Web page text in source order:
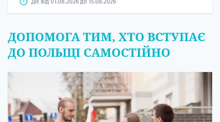
Діє від 01.08.2026 до 15.08.2026
ДОПОМОГА ТИМ, ХТО ВСТУПАЄ
ДО ПОЛЬЩІ САМОСТІЙНО